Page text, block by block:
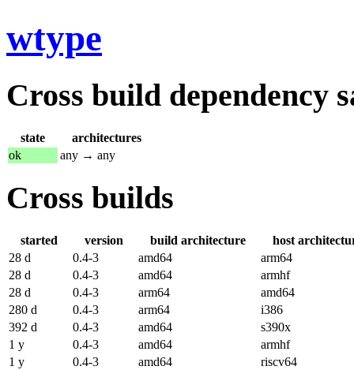
wtype
Cross build dependency
state
architectures
ok
any → any
Cross builds
started version build architecture
host
28 d
0.4-3 amd64
arm64
28 d
0.4-3 amd64
armhf
28 d
0.4-3 arm64
amd64
280 d
0.4-3 arm64
i386
392 d
0.4-3 amd64
s390x
1 y
0.4-3 amd64
armhf
1 y
0.4-3 amd64
riscv64